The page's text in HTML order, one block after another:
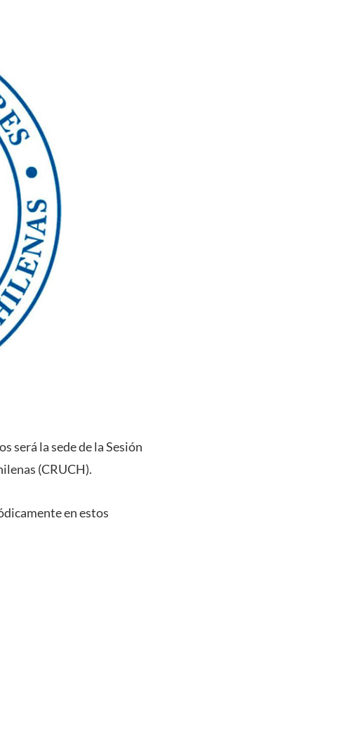
será la sede de la Sesión
(CRUCH).
en estos